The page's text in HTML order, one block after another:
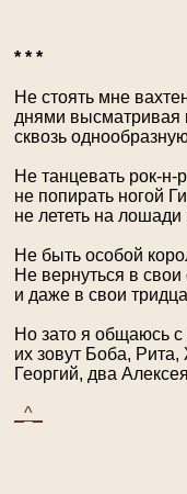
* * *
Не стоять мне
днями высматривая
сквозь
Не танцевать рок-н-
не попирать ногой
не лететь на
Не быть особой
Не вернуться в
и даже в свои
Но зато я общаюсь с
их зовут Боба,
Георгий, два
_^_